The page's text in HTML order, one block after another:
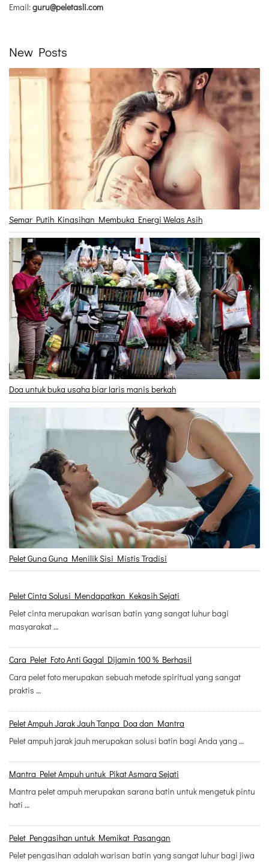
Email:guru@peletasli.com
New Posts
Semar Putih Kinasihan Membuka Energi Welas Asih
Doa untuk buka usaha biar laris manis berkah
Pelet Guna Guna Menilik Sisi Mistis Tradisi
Pelet Cinta Solusi Mendapatkan Kekasih Sejati
Pelet cinta merupakan warisan batin yang sangat luhur bagi
masyarakat …
Cara Pelet Foto Anti Gagal Dijamin 100 % Berhasil
Cara pelet foto merupakan sebuah metode spiritual yang sangat
praktis …
Pelet Ampuh Jarak Jauh Tanpa Doa dan Mantra
Pelet ampuh jarak jauh merupakan solusi batin bagi Anda yang …
Mantra Pelet Ampuh untuk Pikat Asmara Sejati
Mantra pelet ampuh merupakan sarana batin untuk mengetuk pintu
hati …
Pelet Pengasihan untuk Memikat Pasangan
Pelet pengasihan adalah warisan batin yang sangat luhur bagi jiwa